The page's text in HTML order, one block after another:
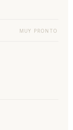
MUY PRONTO